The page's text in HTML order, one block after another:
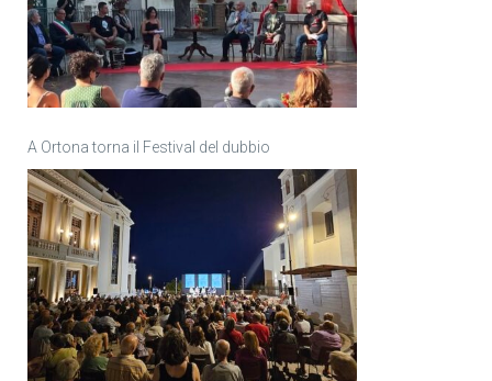
A Ortona torna il Festival del dubbio